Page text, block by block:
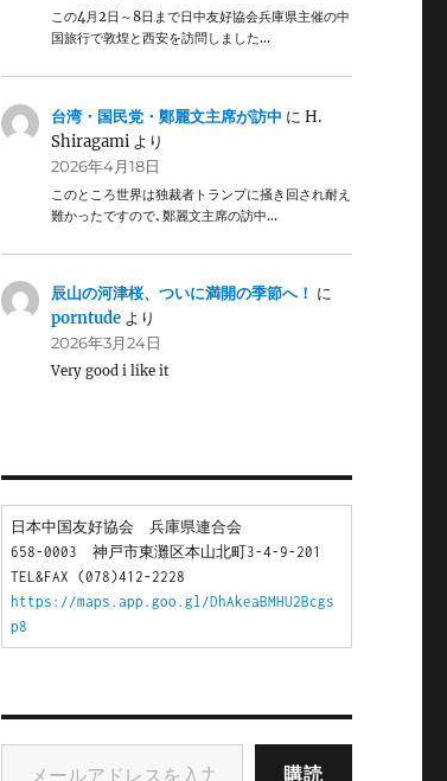
この4月2日～8日まで日中友好協会兵庫県主催の中
国旅行で敦煌と西安を訪問しました…
台湾・国民党・鄭麗文主席が訪中 にH.
Shiragami より
2026年4月18日
このところ世界は独裁者トランプに掻き回され耐え
難かったですので､鄭麗文主席の訪中…
辰山の河津桜、ついに満開の季節へ！ に
porntude より
2026年3月24日
Very good i like it
日本中国友好協会　兵庫県連合会
658-0003　神戸市東灘区本山北町3-4-9-201
TEL&FAX (078)412-2228
https://maps.app.goo.gl/DhAkeaBMHU2Bcgs
p8
メールアドレスを入力...
購読